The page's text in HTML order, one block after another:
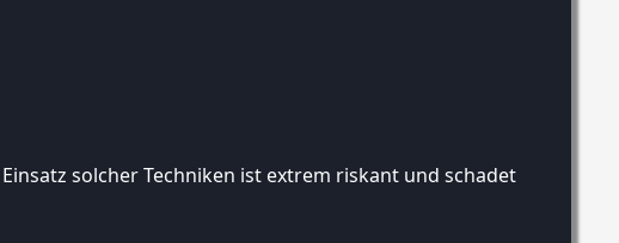
solcher Techniken ist extrem riskant und schadet